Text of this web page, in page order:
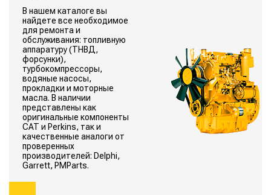
В нашем каталоге вы
найдете все необходимое
для ремонта и
обслуживания: топливную
аппаратуру (ТНВД,
форсунки),
турбокомпрессоры,
водяные насосы,
прокладки и моторные
масла. В наличии
представлены как
оригинальные компоненты
CAT и Perkins, так и
качественные аналоги от
проверенных
производителей: Delphi,
Garrett, PMParts.